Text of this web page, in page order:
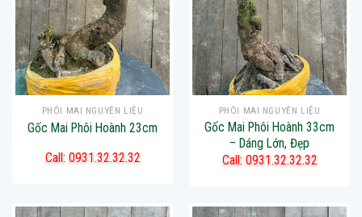
PHÔI MAI NGUYÊN LIỆU
Gốc Mai Phôi Hoành 23cm
Call: 0931.32.32.32
PHÔI MAI NGUYÊN LIỆU
Gốc Mai Phôi Hoành 33cm
– Dáng Lớn, Đẹp
Call: 0931.32.32.32